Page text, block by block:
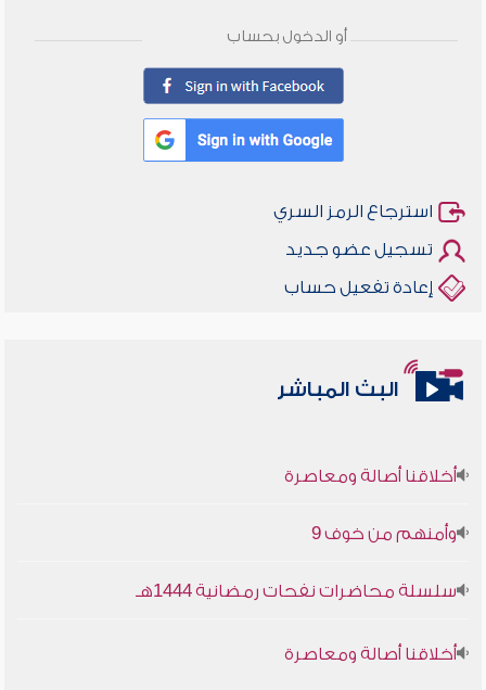
أو الدخول بحساب
استرجاع الرمز السري
تسجيل عضو جديد
إعادة تفعيل حساب
البث المباشر
أخلاقنا أصالة ومعاصرة
وأمنهم من خوف 9
سلسلة محاضرات نفحات رمضانية 1444هـ
أخلاقنا أصالة ومعاصرة